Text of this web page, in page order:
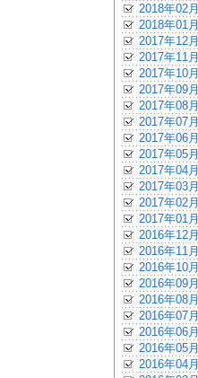
2018年02月
2018年01月
2017年12月
2017年11月
2017年10月
2017年09月
2017年08月
2017年07月
2017年06月
2017年05月
2017年04月
2017年03月
2017年02月
2017年01月
2016年12月
2016年11月
2016年10月
2016年09月
2016年08月
2016年07月
2016年06月
2016年05月
2016年04月